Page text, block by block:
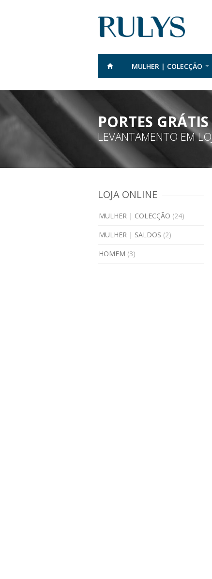
MULHER | COLECÇÃO
PORTES GRÁTIS
LEVANTAMENTO EM
LOJA ONLINE
MULHER | COLECÇÃO (24)
MULHER | SALDOS (2)
HOMEM (3)